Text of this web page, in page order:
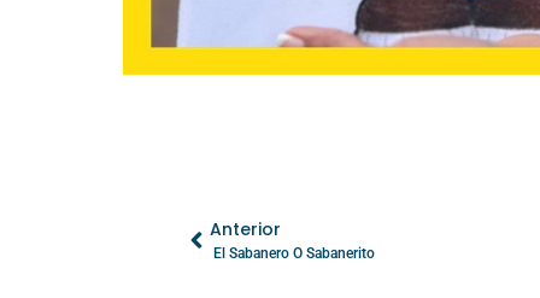
Anterior
El Sabanero O Sabanerito